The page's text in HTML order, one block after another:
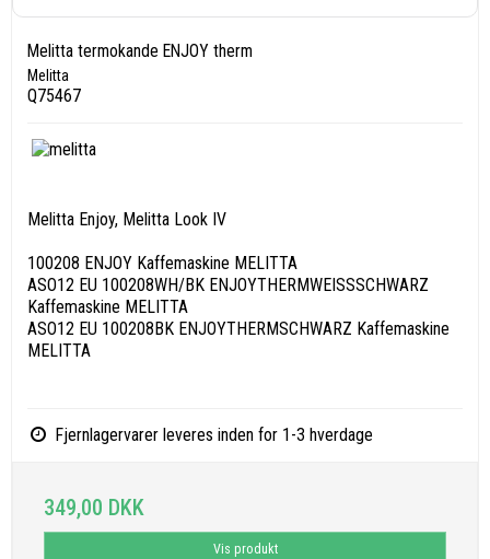
Melitta termokande ENJOY therm
Melitta
Q75467
Melitta Enjoy, Melitta Look IV
100208 ENJOY Kaffemaskine MELITTA
ASO12 EU 100208WH/BK ENJOYTHERMWEISSSCHWARZ
Kaffemaskine MELITTA
ASO12 EU 100208BK ENJOYTHERMSCHWARZ Kaffemaskine
MELITTA
Fjernlagervarer leveres inden for 1-3 hverdage
349,00 DKK
Vis produkt